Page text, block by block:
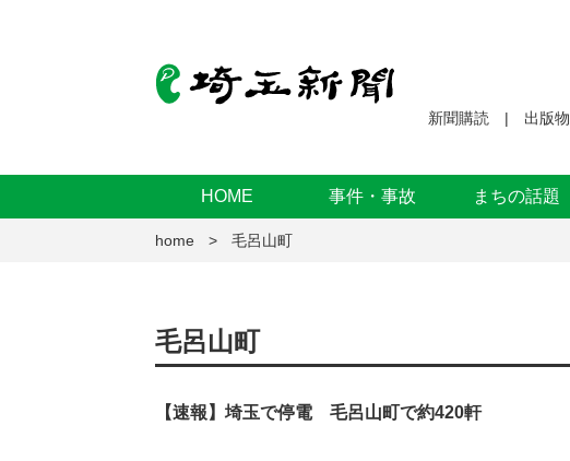
新聞購読 出版物
HOME 事件・事故 まちの話題
home 毛呂山町
毛呂山町
【速報】埼玉で停電 毛呂山町で約420軒